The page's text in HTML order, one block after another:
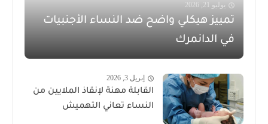
يوليو 21, 2026
تمييز هيكلي واضح ضد النساء الأجنبيات
في الدانمرك
إبريل 3, 2026
القابلة مهنة لإنقاذ الملايين من
النساء تعاني التهميش